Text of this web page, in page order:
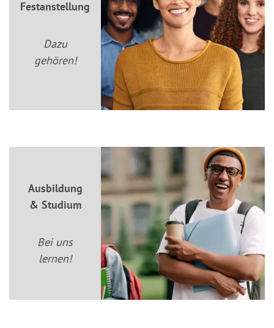
Festanstellung
Dazu
gehören!
Ausbildung
& Studium
Bei uns
lernen!